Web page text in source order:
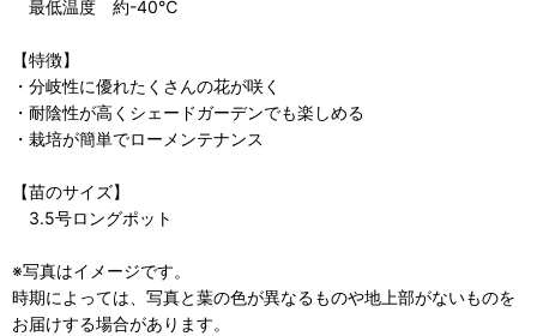
最低温度 約-40℃
【特徴】
・分岐性に優れたくさんの花が咲く
・耐陰性が高くシェードガーデンでも楽しめる
・栽培が簡単でローメンテナンス
【苗のサイズ】
3.5号ロングポット
※写真はイメージです。
時期によっては、写真と葉の色が異なるものや地上部がないものを
お届けする場合があります。